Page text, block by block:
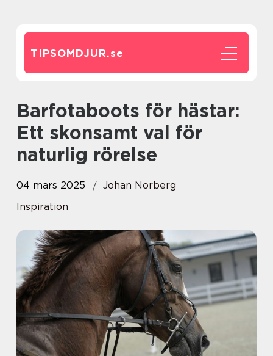
TIPSOMDJUR.se
Barfotaboots för hästar:
Ett skonsamt val för
naturlig rörelse
04 mars 2025
Johan Norberg
Inspiration